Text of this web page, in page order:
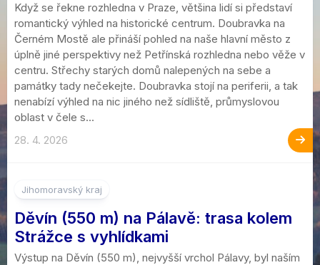
Když se řekne rozhledna v Praze, většina lidí si představí
romantický výhled na historické centrum. Doubravka na
Černém Mostě ale přináší pohled na naše hlavní město z
úplně jiné perspektivy než Petřínská rozhledna nebo věže v
centru. Střechy starých domů nalepených na sebe a
památky tady nečekejte. Doubravka stojí na periferii, a tak
nenabízí výhled na nic jiného než sídliště, průmyslovou
oblast v čele s...
28. 4. 2026
Jihomoravský kraj
Děvín (550 m) na Pálavě: trasa kolem
Strážce s vyhlídkami
Výstup na Děvín (550 m), nejvyšší vrchol Pálavy, byl naším